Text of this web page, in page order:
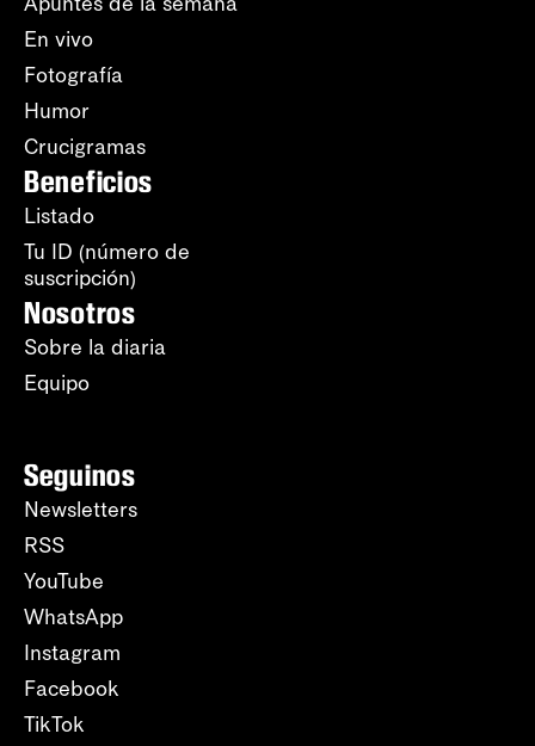
En vivo
Fotografía
Humor
Crucigramas
Beneficios
Listado
Tu ID (número de
suscripción)
Nosotros
Sobre la diaria
Equipo
Seguinos
Newsletters
RSS
YouTube
WhatsApp
Instagram
Facebook
TikTok